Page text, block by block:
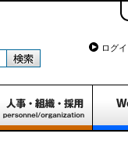
ログ